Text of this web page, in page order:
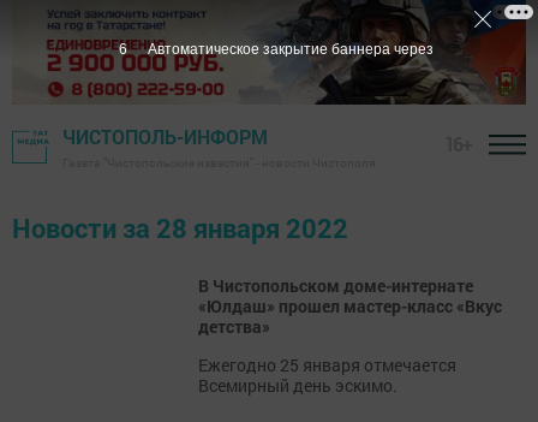
ЧИСТОПОЛЬ-ИНФОРМ
Новости за 28 января 2022
В Чистопольском доме-интернате
«Юлдаш» прошел мастер-класс «Вкус
детства»
Ежегодно 25 января отмечается
Всемирный день эскимо.
6 Автоматическое закрытие баннера через